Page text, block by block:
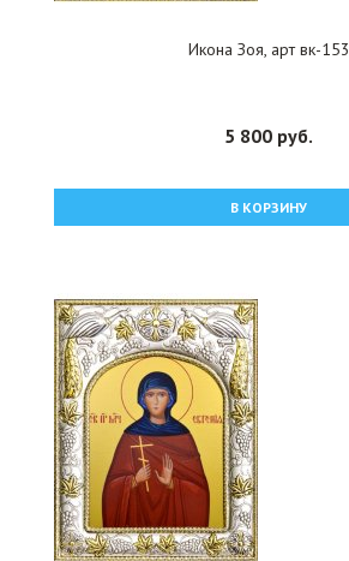
Икона Зоя, арт вк-153
5 800 руб.
В КОРЗИНУ